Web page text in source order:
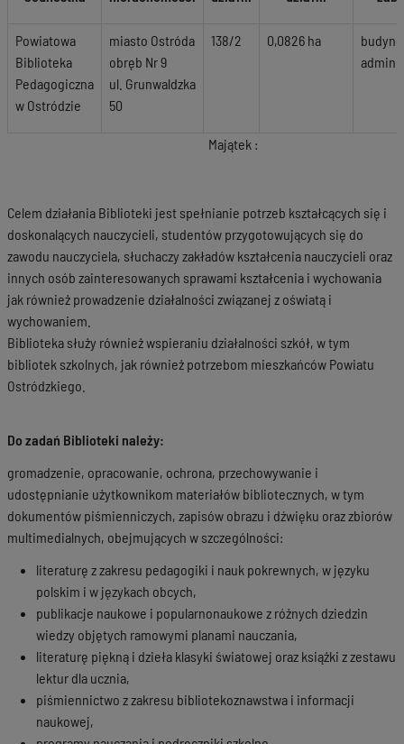
Majątek :
Powiatowa
Biblioteka
Pedagogiczna
w Ostródzie
miasto Ostróda
obręb Nr 9
ul. Grunwaldzka
50
138/2 0,0826 ha
Celem działania Biblioteki jest spełnianie potrzeb kształcących się i
doskonalących nauczycieli, studentów przygotowujących się do
zawodu nauczyciela, słuchaczy zakładów kształcenia nauczycieli oraz
innych osób zainteresowanych sprawami kształcenia i wychowania
jak również prowadzenie działalności związanej z oświatą i
wychowaniem.
Biblioteka służy również wspieraniu działalności szkół, w tym
bibliotek szkolnych, jak również potrzebom mieszkańców Powiatu
Ostródzkiego.
Do zadań Biblioteki należy:
gromadzenie, opracowanie, ochrona, przechowywanie i
udostępnianie użytkownikom materiałów bibliotecznych, w tym
dokumentów piśmienniczych, zapisów obrazu i dźwięku oraz zbiorów
multimedialnych, obejmujących w szczególności:
literaturę z zakresu pedagogiki i nauk pokrewnych, w języku
polskim i w językach obcych,
publikacje naukowe i popularnonaukowe z różnych dziedzin
wiedzy objętych ramowymi planami nauczania,
literaturę piękną i dzieła klasyki światowej oraz książki z zestawu
lektur dla ucznia,
piśmiennictwo z zakresu bibliotekoznawstwa i informacji
naukowej,